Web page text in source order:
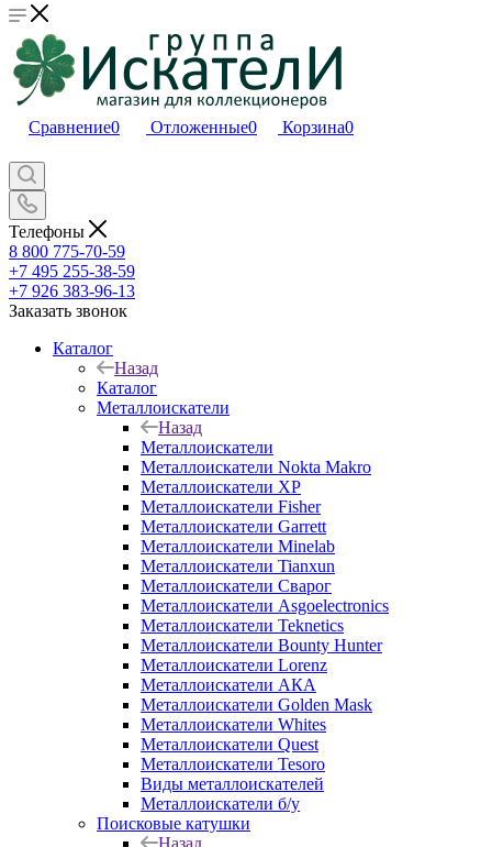
Сравнение0 Отложенные0 Корзина0
Телефоны
8 800 775-70-59
+7 495 255-38-59
+7 926 383-96-13
Заказать звонок
Каталог
Назад
Каталог
Металлоискатели
Назад
Металлоискатели
Металлоискатели Nokta Makro
Металлоискатели XP
Металлоискатели Fisher
Металлоискатели Garrett
Металлоискатели Minelab
Металлоискатели Tianxun
Металлоискатели Сварог
Металлоискатели Asgoelectronics
Металлоискатели Teknetics
Металлоискатели Bounty Hunter
Металлоискатели Lorenz
Металлоискатели АКА
Металлоискатели Golden Mask
Металлоискатели Whites
Металлоискатели Quest
Металлоискатели Tesoro
Виды металлоискателей
Металлоискатели б/у
Поисковые катушки
Назад